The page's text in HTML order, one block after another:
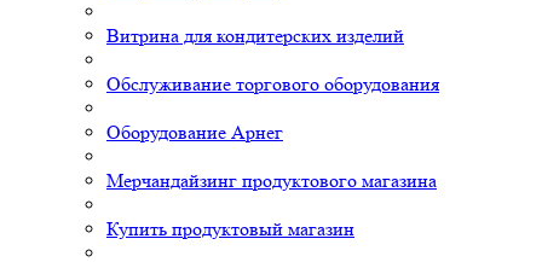
Витрина для кондитерских изделий
Обслуживание торгового оборудования
Оборудование Арнег
Мерчандайзинг продуктового магазина
Купить продуктовый магазин